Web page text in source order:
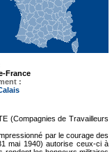
France
:
(Compagnies de Travailleurs
par le courage des
mai 1940) autorise ceux-ci à